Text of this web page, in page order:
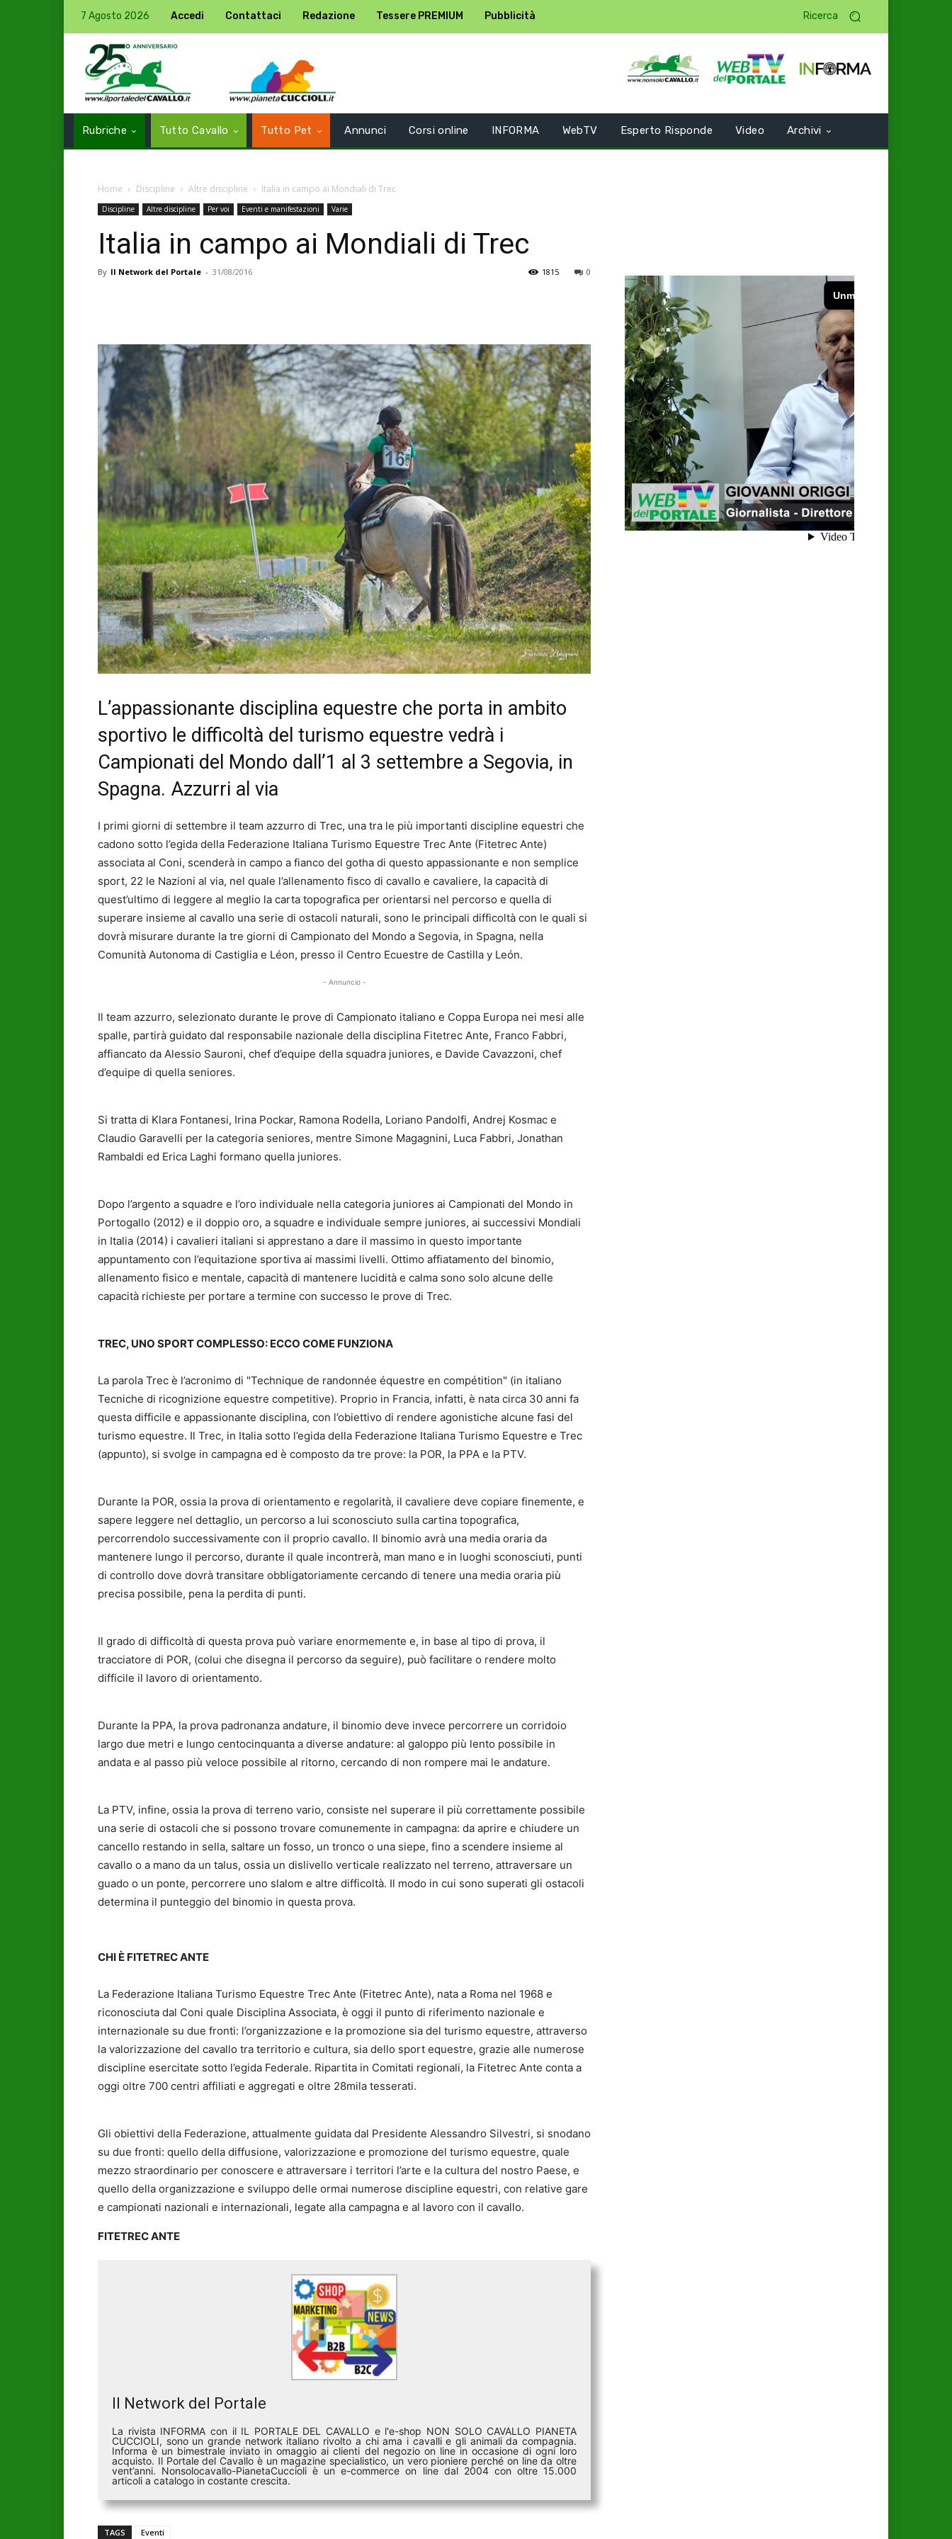
7 Agosto 2026 Accedi Contattaci Redazione Tessere PREMIUM Pubblicità Ricerca
Rubriche Tutto Cavallo Tutto Pet Annunci Corsi online INFORMA WebTV Esperto Risponde Video Archivi
Home Discipline Altre discipline Italia in campo ai Mondiali di Trec
Discipline Altre discipline Per voi Eventi e manifestazioni Varie
Italia in campo ai Mondiali di Trec
By Il Network del Portale - 31/08/2016 0
1815
L’appassionante disciplina equestre che porta in ambito
sportivo le difficoltà del turismo equestre vedrà i
Campionati del Mondo dall’1 al 3 settembre a Segovia, in
Spagna. Azzurri al via
I primi giorni di settembre il team azzurro di Trec, una tra le più importanti discipline equestri che
cadono sotto l’egida della Federazione Italiana Turismo Equestre Trec Ante (Fitetrec Ante)
associata al Coni, scenderà in campo a fianco del gotha di questo appassionante e non semplice
sport, 22 le Nazioni al via, nel quale l’allenamento fisco di cavallo e cavaliere, la capacità di
quest’ultimo di leggere al meglio la carta topografica per orientarsi nel percorso e quella di
superare insieme al cavallo una serie di ostacoli naturali, sono le principali difficoltà con le quali si
dovrà misurare durante la tre giorni di Campionato del Mondo a Segovia, in Spagna, nella
Comunità Autonoma di Castiglia e Léon, presso il Centro Ecuestre de Castilla y León.
- Annuncio -
Il team azzurro, selezionato durante le prove di Campionato italiano e Coppa Europa nei mesi alle
spalle, partirà guidato dal responsabile nazionale della disciplina Fitetrec Ante, Franco Fabbri,
affiancato da Alessio Sauroni, chef d’equipe della squadra juniores, e Davide Cavazzoni, chef
d’equipe di quella seniores.
Si tratta di Klara Fontanesi, Irina Pockar, Ramona Rodella, Loriano Pandolfi, Andrej Kosmac e
Claudio Garavelli per la categoria seniores, mentre Simone Magagnini, Luca Fabbri, Jonathan
Rambaldi ed Erica Laghi formano quella juniores.
Dopo l’argento a squadre e l’oro individuale nella categoria juniores ai Campionati del Mondo in
Portogallo (2012) e il doppio oro, a squadre e individuale sempre juniores, ai successivi Mondiali
in Italia (2014) i cavalieri italiani si apprestano a dare il massimo in questo importante
appuntamento con l’equitazione sportiva ai massimi livelli. Ottimo affiatamento del binomio,
allenamento fisico e mentale, capacità di mantenere lucidità e calma sono solo alcune delle
capacità richieste per portare a termine con successo le prove di Trec.
TREC, UNO SPORT COMPLESSO: ECCO COME FUNZIONA
La parola Trec è l’acronimo di "Technique de randonnée équestre en compétition" (in italiano
Tecniche di ricognizione equestre competitive). Proprio in Francia, infatti, è nata circa 30 anni fa
questa difficile e appassionante disciplina, con l’obiettivo di rendere agonistiche alcune fasi del
turismo equestre. Il Trec, in Italia sotto l’egida della Federazione Italiana Turismo Equestre e Trec
(appunto), si svolge in campagna ed è composto da tre prove: la POR, la PPA e la PTV.
Durante la POR, ossia la prova di orientamento e regolarità, il cavaliere deve copiare finemente, e
sapere leggere nel dettaglio, un percorso a lui sconosciuto sulla cartina topografica,
percorrendolo successivamente con il proprio cavallo. Il binomio avrà una media oraria da
mantenere lungo il percorso, durante il quale incontrerà, man mano e in luoghi sconosciuti, punti
di controllo dove dovrà transitare obbligatoriamente cercando di tenere una media oraria più
precisa possibile, pena la perdita di punti.
Il grado di difficoltà di questa prova può variare enormemente e, in base al tipo di prova, il
tracciatore di POR, (colui che disegna il percorso da seguire), può facilitare o rendere molto
difficile il lavoro di orientamento.
Durante la PPA, la prova padronanza andature, il binomio deve invece percorrere un corridoio
largo due metri e lungo centocinquanta a diverse andature: al galoppo più lento possibile in
andata e al passo più veloce possibile al ritorno, cercando di non rompere mai le andature.
La PTV, infine, ossia la prova di terreno vario, consiste nel superare il più correttamente possibile
una serie di ostacoli che si possono trovare comunemente in campagna: da aprire e chiudere un
cancello restando in sella, saltare un fosso, un tronco o una siepe, fino a scendere insieme al
cavallo o a mano da un talus, ossia un dislivello verticale realizzato nel terreno, attraversare un
guado o un ponte, percorrere uno slalom e altre difficoltà. Il modo in cui sono superati gli ostacoli
determina il punteggio del binomio in questa prova.
CHI È FITETREC ANTE
La Federazione Italiana Turismo Equestre Trec Ante (Fitetrec Ante), nata a Roma nel 1968 e
riconosciuta dal Coni quale Disciplina Associata, è oggi il punto di riferimento nazionale e
internazionale su due fronti: l’organizzazione e la promozione sia del turismo equestre, attraverso
la valorizzazione del cavallo tra territorio e cultura, sia dello sport equestre, grazie alle numerose
discipline esercitate sotto l’egida Federale. Ripartita in Comitati regionali, la Fitetrec Ante conta a
oggi oltre 700 centri affiliati e aggregati e oltre 28mila tesserati.
Gli obiettivi della Federazione, attualmente guidata dal Presidente Alessandro Silvestri, si snodano
su due fronti: quello della diffusione, valorizzazione e promozione del turismo equestre, quale
mezzo straordinario per conoscere e attraversare i territori l’arte e la cultura del nostro Paese, e
quello della organizzazione e sviluppo delle ormai numerose discipline equestri, con relative gare
e campionati nazionali e internazionali, legate alla campagna e al lavoro con il cavallo.
FITETREC ANTE
Il Network del Portale
La rivista INFORMA con il IL PORTALE DEL CAVALLO e l'e-shop NON SOLO CAVALLO PIANETA
CUCCIOLI, sono un grande network italiano rivolto a chi ama i cavalli e gli animali da compagnia.
Informa è un bimestrale inviato in omaggio ai clienti del negozio on line in occasione di ogni loro
acquisto. Il Portale del Cavallo è un magazine specialistico, un vero pioniere perché on line da oltre
vent’anni. Nonsolocavallo-PianetaCuccioli è un e-commerce on line dal 2004 con oltre 15.000
articoli a catalogo in costante crescita.
TAGS Eventi